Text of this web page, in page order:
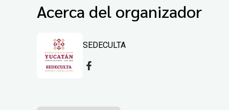
Acerca del organizador
SEDECULTA